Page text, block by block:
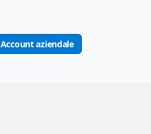
Account aziendale